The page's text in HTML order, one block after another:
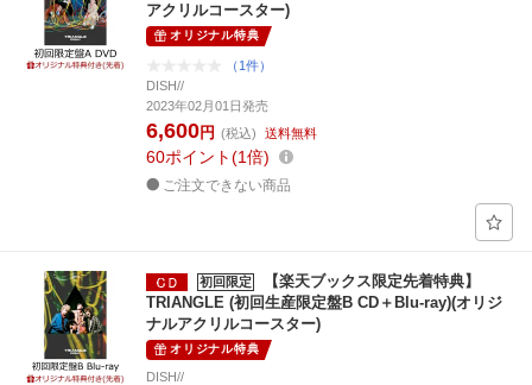
アクリルコースター)
オリジナル特典
（1件）
DISH//
2023年02月01日発売
6,600円 (税込) 送料無料
60ポイント 1倍
ご注文できない商品
初回限定
【楽天ブックス限定先着特典】
TRIANGLE (初回生産限定盤B CD＋Blu-ray)(オリジ
ナルアクリルコースター)
オリジナル特典
DISH//